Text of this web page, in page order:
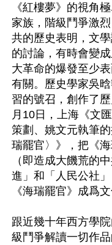
《紅樓夢》的視角
家族，階級鬥爭激
共的歷史表明，文
的討論，有時會變
大革命的爆發至少
有關。歷史學家吳
習的號召，創作了
月10日，上海《文
策劃、姚文元執筆
瑞罷官〉》，把《
（即造成大饑荒的
進」和「人民公社
《海瑞罷官》成爲
跟近幾十年西方學
級鬥爭解讀一切作